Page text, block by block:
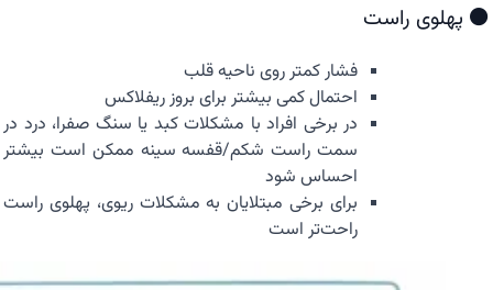
⚫ پهلوی راست
فشار کمتر روی ناحیه قلب
احتمال کمی بیشتر برای بروز ریفلاکس
در برخی افراد با مشکلات کبد یا سنگ صفرا، درد در
سمت راست شکم/قفسه سینه ممکن است بیشتر
احساس شود
برای برخی مبتلایان به مشکلات ریوی، پهلوی راست
راحت‌تر است